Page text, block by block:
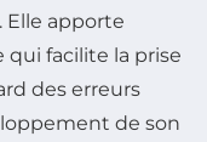
Elle apporte
facilite la prise
des erreurs
de son